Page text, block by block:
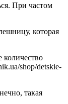
При частом
которая
количество
shop/detskie-
такая